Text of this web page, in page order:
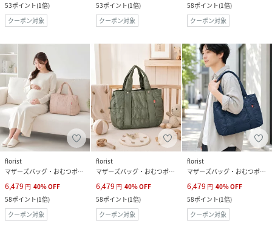
53ポイント(1倍)
クーポン対象
53ポイント(1倍)
クーポン対象
58ポイント(1倍)
クーポン対象
florist
マザーズバッグ・おむつポーチ
6,479 円 40%OFF
58ポイント(1倍)
クーポン対象
florist
マザーズバッグ・おむつポーチ
6,479 円 40%OFF
58ポイント(1倍)
クーポン対象
florist
マザーズバッグ・おむつポーチ
6,479 円 40%OFF
58ポイント(1倍)
クーポン対象